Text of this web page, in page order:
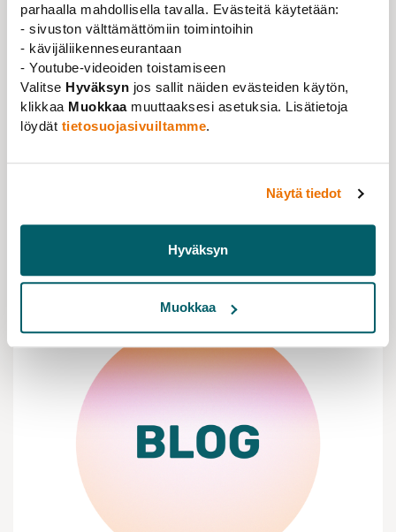
parhaalla mahdollisella tavalla. Evästeitä käytetään:
- sivuston välttämättömiin toimintoihin
- kävijäliikenneseurantaan
- Youtube-videoiden toistamiseen
Valitse Hyväksyn jos sallit näiden evästeiden käytön,
klikkaa Muokkaamuuttaaksesi asetuksia. Lisätietoja
löydät tietosuojasivuiltamme.
Näytä tiedot
Hyväksyn
Muokkaa
Support from the member service and legal